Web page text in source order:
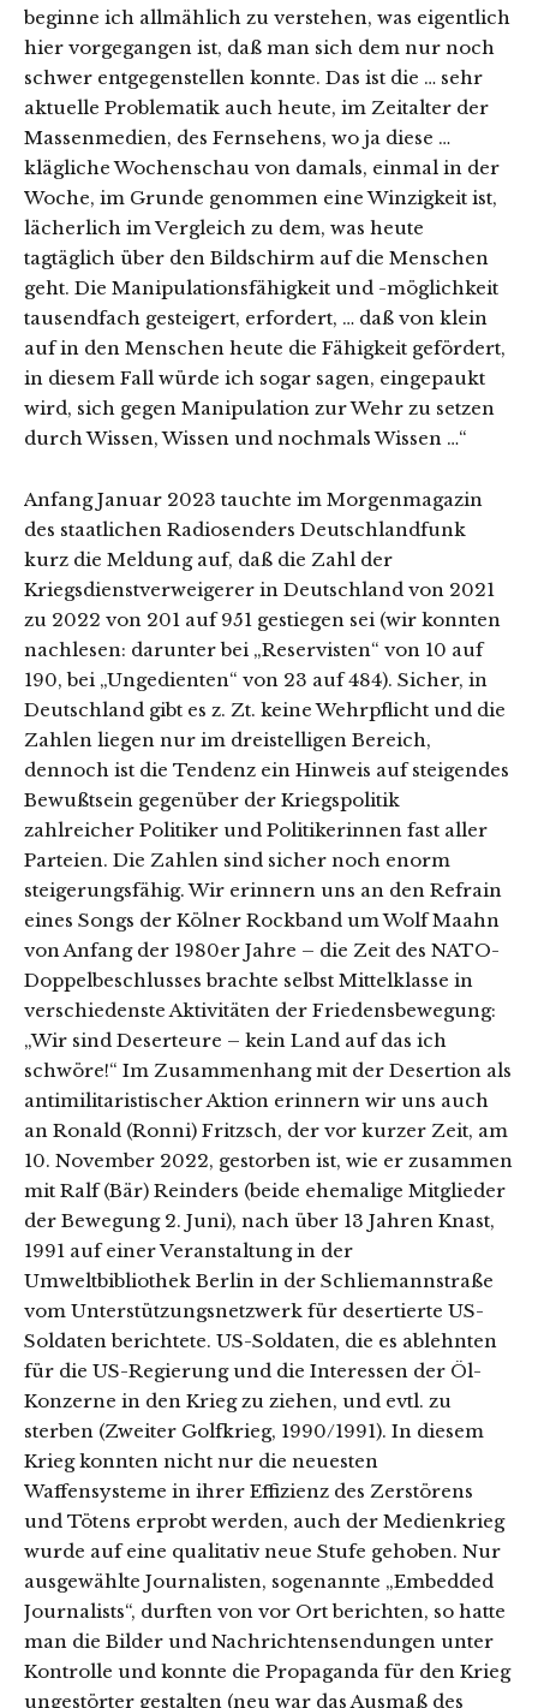
beginne ich allmählich zu verstehen, was eigentlich
hier vorgegangen ist, daß man sich dem nur noch
schwer entgegenstellen konnte. Das ist die … sehr
aktuelle Problematik auch heute, im Zeitalter der
Massenmedien, des Fernsehens, wo ja diese …
klägliche Wochenschau von damals, einmal in der
Woche, im Grunde genommen eine Winzigkeit ist,
lächerlich im Vergleich zu dem, was heute
tagtäglich über den Bildschirm auf die Menschen
geht. Die Manipulationsfähigkeit und -möglichkeit
tausendfach gesteigert, erfordert, … daß von klein
auf in den Menschen heute die Fähigkeit gefördert,
in diesem Fall würde ich sogar sagen, eingepaukt
wird, sich gegen Manipulation zur Wehr zu setzen
durch Wissen, Wissen und nochmals Wissen …“
Anfang Januar 2023 tauchte im Morgenmagazin
des staatlichen Radiosenders Deutschlandfunk
kurz die Meldung auf, daß die Zahl der
Kriegsdienstverweigerer in Deutschland von 2021
zu 2022 von 201 auf 951 gestiegen sei (wir konnten
nachlesen: darunter bei „Reservisten“ von 10 auf
190, bei „Ungedienten“ von 23 auf 484). Sicher, in
Deutschland gibt es z. Zt. keine Wehrpflicht und die
Zahlen liegen nur im dreistelligen Bereich,
dennoch ist die Tendenz ein Hinweis auf steigendes
Bewußtsein gegenüber der Kriegspolitik
zahlreicher Politiker und Politikerinnen fast aller
Parteien. Die Zahlen sind sicher noch enorm
steigerungsfähig. Wir erinnern uns an den Refrain
eines Songs der Kölner Rockband um Wolf Maahn
von Anfang der 1980er Jahre – die Zeit des NATO-
Doppelbeschlusses brachte selbst Mittelklasse in
verschiedenste Aktivitäten der Friedensbewegung:
„Wir sind Deserteure – kein Land auf das ich
schwöre!“ Im Zusammenhang mit der Desertion als
antimilitaristischer Aktion erinnern wir uns auch
an Ronald (Ronni) Fritzsch, der vor kurzer Zeit, am
10. November 2022, gestorben ist, wie er zusammen
mit Ralf (Bär) Reinders (beide ehemalige Mitglieder
der Bewegung 2. Juni), nach über 13 Jahren Knast,
1991 auf einer Veranstaltung in der
Umweltbibliothek Berlin in der Schliemannstraße
vom Unterstützungsnetzwerk für desertierte US-
Soldaten berichtete. US-Soldaten, die es ablehnten
für die US-Regierung und die Interessen der Öl-
Konzerne in den Krieg zu ziehen, und evtl. zu
sterben (Zweiter Golfkrieg, 1990/1991). In diesem
Krieg konnten nicht nur die neuesten
Waffensysteme in ihrer Effizienz des Zerstörens
und Tötens erprobt werden, auch der Medienkrieg
wurde auf eine qualitativ neue Stufe gehoben. Nur
ausgewählte Journalisten, sogenannte „Embedded
Journalists“, durften von vor Ort berichten, so hatte
man die Bilder und Nachrichtensendungen unter
Kontrolle und konnte die Propaganda für den Krieg
ungestörter gestalten (neu war das Ausmaß des